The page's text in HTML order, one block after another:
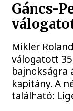
Gáncs-
Mikler
válogatott
bajnokságra
kapitány. A
található: